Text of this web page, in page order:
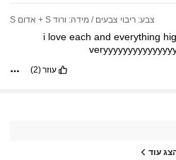
צבע: ריבוי צבעים / מידה: ורוד S + אדום S
i loveeachandeverything
עוזר(2)
עוד